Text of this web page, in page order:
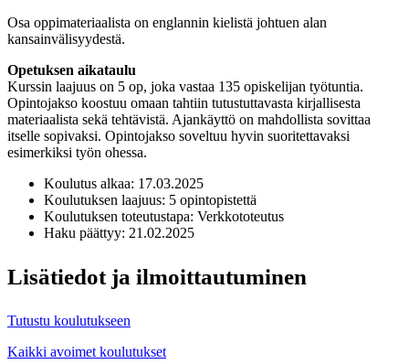
Osa oppimateriaalista on englannin kielistä johtuen alan
kansainvälisyydestä.
Opetuksen aikataulu
Kurssin laajuus on 5 op, joka vastaa 135 opiskelijan työtuntia.
Opintojakso koostuu omaan tahtiin tutustuttavasta kirjallisesta
materiaalista sekä tehtävistä. Ajankäyttö on mahdollista sovittaa
itselle sopivaksi. Opintojakso soveltuu hyvin suoritettavaksi
esimerkiksi työn ohessa.
Koulutus alkaa: 17.03.2025
Koulutuksen laajuus: 5 opintopistettä
Koulutuksen toteutustapa: Verkkototeutus
Haku päättyy: 21.02.2025
Lisätiedot ja ilmoittautuminen
Tutustu koulutukseen
Kaikki avoimet koulutukset